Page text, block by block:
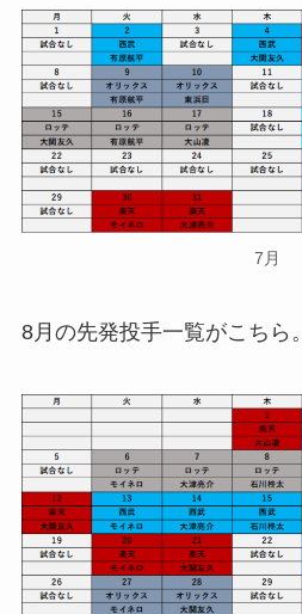
7月
8月の先発投手一覧がこちら。